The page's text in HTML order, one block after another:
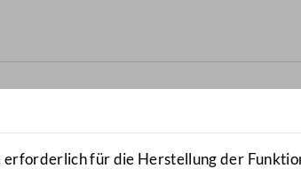
öffnen
erforderlich für die Herstellung der